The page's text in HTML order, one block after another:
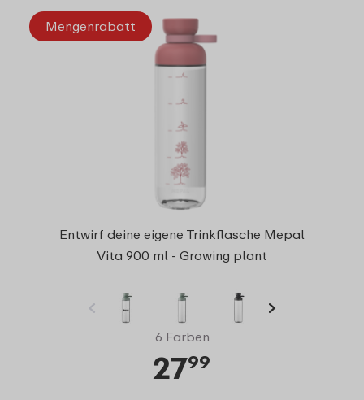
Mengenrabatt
Entwirf deine eigene Trinkflasche Mepal
Vita 900 ml - Growing plant
6 Farben
2799